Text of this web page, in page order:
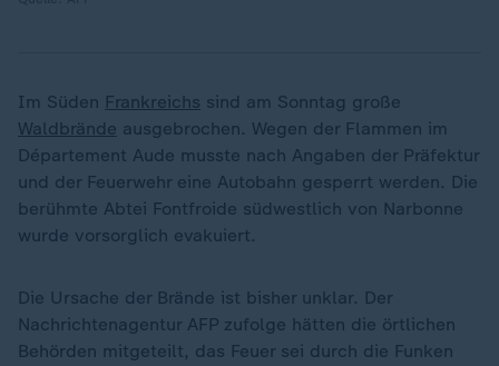
Im Süden Frankreichs sind am Sonntag große
Waldbrände ausgebrochen. Wegen der Flammen im
Département Aude musste nach Angaben der Präfektur
und der Feuerwehr eine Autobahn gesperrt werden. Die
berühmte Abtei Fontfroide südwestlich von Narbonne
wurde vorsorglich evakuiert.
Die Ursache der Brände ist bisher unklar. Der
Nachrichtenagentur AFP zufolge hätten die örtlichen
Behörden mitgeteilt, das Feuer sei durch die Funken